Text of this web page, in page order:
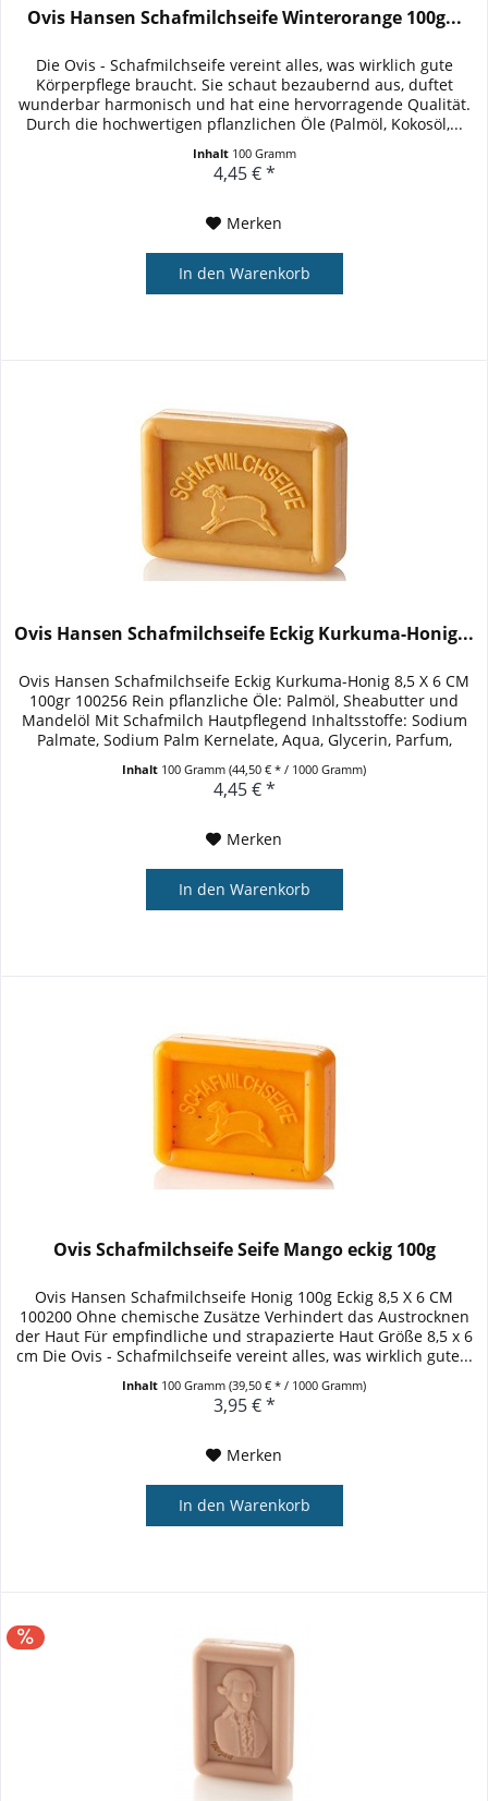
Ovis Hansen Schafmilchseife Winterorange 100g...
Die Ovis - Schafmilchseife vereint alles, was wirklich gute
Körperpflege braucht. Sie schaut bezaubernd aus, duftet
wunderbar harmonisch und hat eine hervorragende Qualität.
Durch die hochwertigen pflanzlichen Öle (Palmöl, Kokosöl,...
Inhalt 100 Gramm
4,45 € *
Merken
In den Warenkorb
Ovis Hansen Schafmilchseife Eckig Kurkuma-Honig...
Ovis Hansen Schafmilchseife Eckig Kurkuma-Honig 8,5 X 6 CM
100gr 100256 Rein pflanzliche Öle: Palmöl, Sheabutter und
Mandelöl Mit Schafmilch Hautpflegend Inhaltsstoffe: Sodium
Palmate, Sodium Palm Kernelate, Aqua, Glycerin, Parfum,
Inhalt 100 Gramm(44,50 € * / 1000 Gramm)
4,45 € *
Merken
In den Warenkorb
Ovis Schafmilchseife Seife Mango eckig 100g
Ovis Hansen Schafmilchseife Honig 100g Eckig 8,5 X 6 CM
100200 Ohne chemische Zusätze Verhindert das Austrocknen
der Haut Für empfindliche und strapazierte Haut Größe 8,5 x 6
cm Die Ovis - Schafmilchseife vereint alles, was wirklich gute...
Inhalt 100 Gramm(39,50 € * / 1000 Gramm)
3,95 € *
Merken
In den Warenkorb